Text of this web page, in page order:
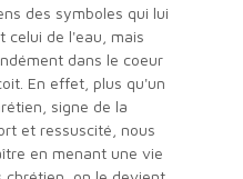
des symboles qui lui
celui de l'eau, mais
dans le coeur
En effet, plus qu'un
signe de la
et ressuscité, nous
en menant une vie